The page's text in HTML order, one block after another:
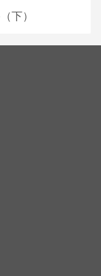
下）